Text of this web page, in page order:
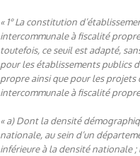
« 1° La constitution
intercommunale à fiscalité
toutefois, ce seuil est adapté,
pour les établissements publics
propre ainsi que pour les
intercommunale à fiscalité
« a) Dont la densité
nationale, au sein d’un
inférieure à la densité nationale